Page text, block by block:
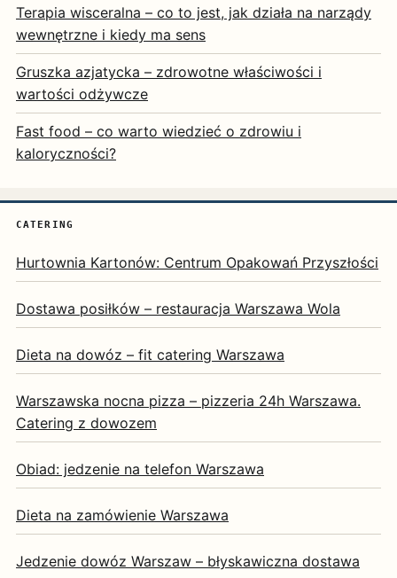
Terapia wisceralna – co to jest, jak działa na narządy
wewnętrzne i kiedy ma sens
Gruszka azjatycka – zdrowotne właściwości i
wartości odżywcze
Fast food – co warto wiedzieć o zdrowiu i
kaloryczności?
CATERING
Hurtownia Kartonów: Centrum Opakowań Przyszłości
Dostawa posiłków – restauracja Warszawa Wola
Dieta na dowóz – fit catering Warszawa
Warszawska nocna pizza – pizzeria 24h Warszawa.
Catering z dowozem
Obiad: jedzenie na telefon Warszawa
Dieta na zamówienie Warszawa
Jedzenie dowóz Warszaw – błyskawiczna dostawa